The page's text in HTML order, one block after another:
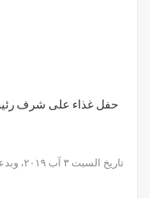
حفل غذاء على شرف رئيس
تاريخ